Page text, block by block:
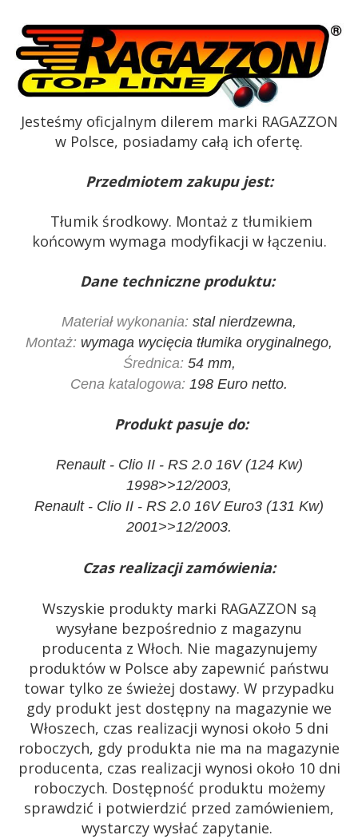
Jesteśmy oficjalnym dilerem marki RAGAZZON
w Polsce, posiadamy całą ich ofertę.
Przedmiotem zakupu jest:
Tłumik środkowy. Montaż z tłumikiem
końcowym wymaga modyfikacji w łączeniu.
Dane techniczne produktu:
Materiał wykonania: stal nierdzewna,
Montaż: wymaga wycięcia tłumika oryginalnego,
Średnica: 54 mm,
Cena katalogowa: 198 Euro netto.
Produkt pasuje do:
Renault - Clio II - RS 2.0 16V (124 Kw)
1998>>12/2003,
Renault - Clio II - RS 2.0 16V Euro3 (131 Kw)
2001>>12/2003.
Czas realizacji zamówienia:
Wszyskie produkty marki RAGAZZON są
wysyłane bezpośrednio z magazynu
producenta z Włoch. Nie magazynujemy
produktów w Polsce aby zapewnić państwu
towar tylko ze świeżej dostawy. W przypadku
gdy produkt jest dostępny na magazynie we
Włoszech, czas realizacji wynosi około 5 dni
roboczych, gdy produkta nie ma na magazynie
producenta, czas realizacji wynosi około 10 dni
roboczych. Dostępność produktu możemy
sprawdzić i potwierdzić przed zamówieniem,
wystarczy wysłać zapytanie.